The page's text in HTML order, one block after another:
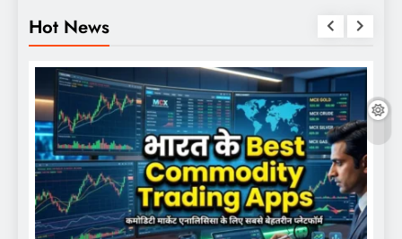
Hot News